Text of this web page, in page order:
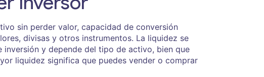
sin perder valor, capacidad de conversión
divisas y otros instrumentos. La liquidez se
inversión y depende del tipo de activo, bien que
liquidez significa que puedes vender o comprar